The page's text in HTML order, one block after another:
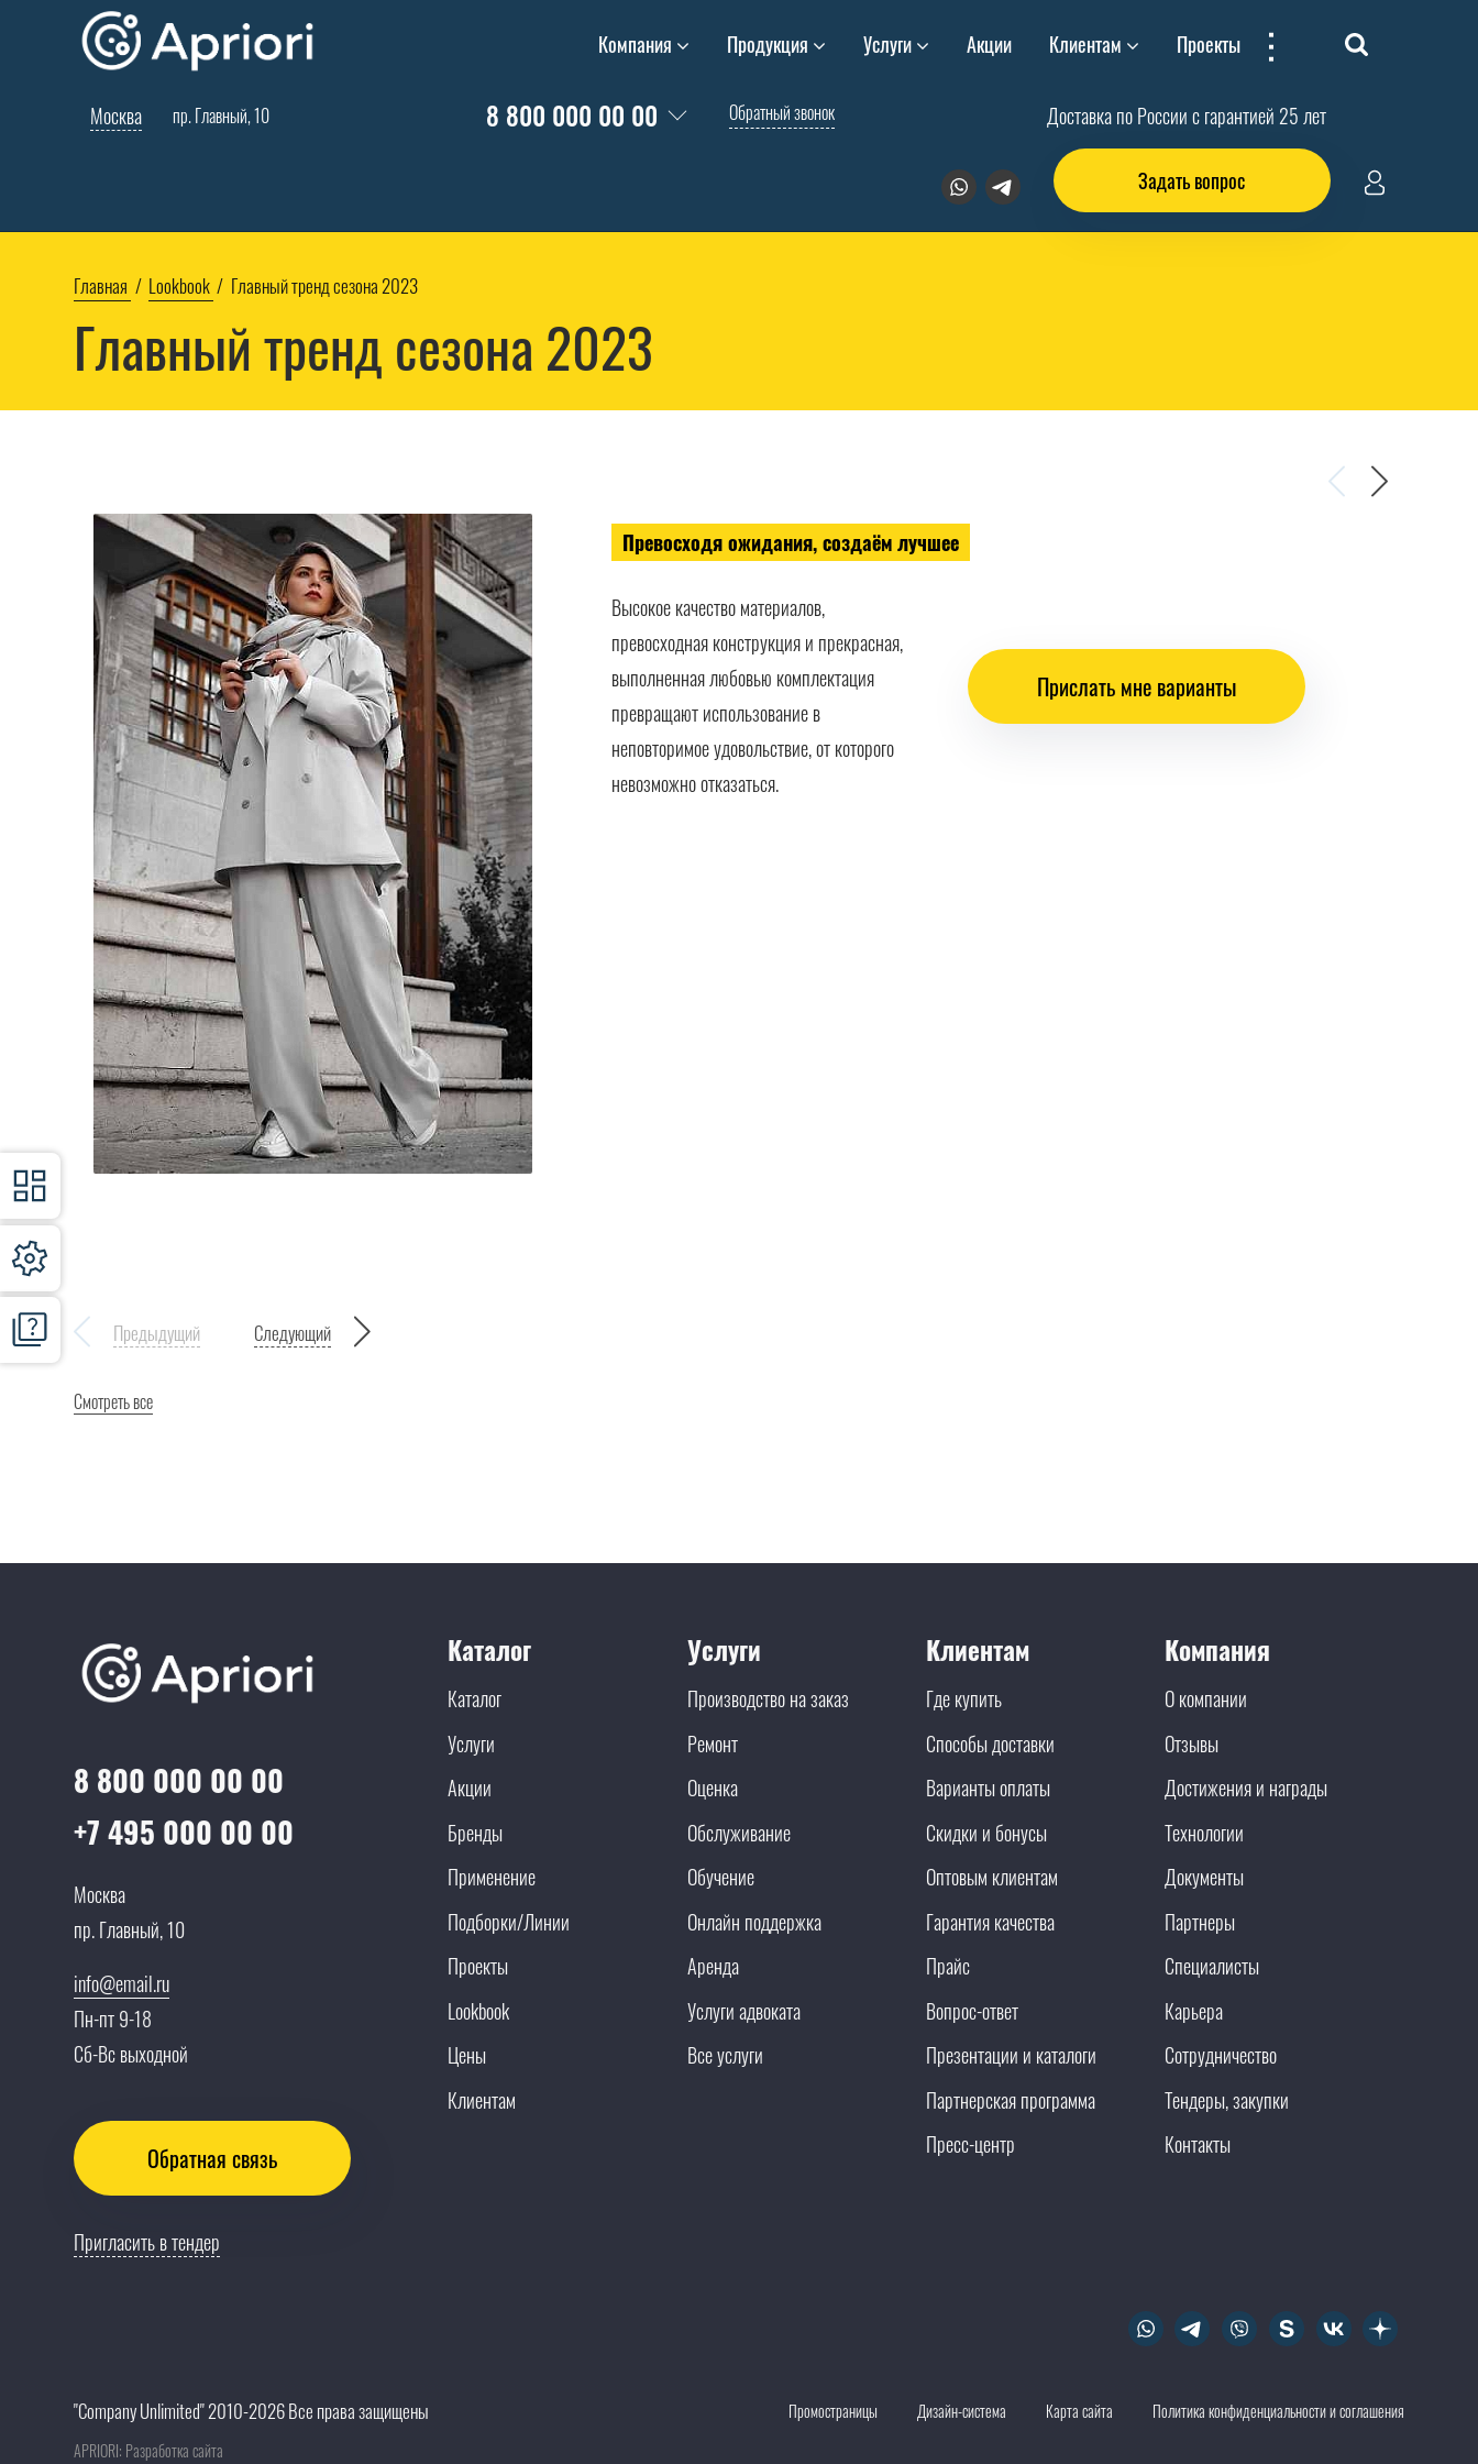
Компания Продукция Услуги Акции Клиентам Проекты ...
Москва пр. Главный, 10 8 800 000 00 00 Обратный звонок Доставка по России с гарантией 25 лет
Задать вопрос
Главная Lookbook Главный тренд сезона 2023
Главный тренд сезона 2023
Превосходя ожидания, создаём лучшее
Прислать мне варианты
Высокое качество материалов,
превосходная конструкция и прекрасная,
выполненная любовью комплектация
превращают использование в
неповторимое удовольствие, от которого
невозможно отказаться.
Предыдущий Следующий
Смотреть все
8 800 000 00 00
+7 495 000 00 00
Москва
пр. Главный, 10
info@email.ru
Пн-пт 9-18
Сб-Вс выходной
Обратная связь
Пригласить в тендер
Каталог
Каталог
Услуги
Акции
Бренды
Применение
Подборки/Линии
Проекты
Lookbook
Цены
Клиентам
Услуги
Производство на заказ
Ремонт
Оценка
Обслуживание
Обучение
Онлайн поддержка
Аренда
Услуги адвоката
Все услуги
Клиентам
Где купить
Способы доставки
Варианты оплаты
Скидки и бонусы
Оптовым клиентам
Гарантия качества
Прайс
Вопрос-ответ
Презентации и каталоги
Партнерская программа
Пресс-центр
Компания
О компании
Отзывы
Достижения и награды
Технологии
Документы
Партнеры
Специалисты
Карьера
Сотрудничество
Тендеры, закупки
Контакты
"Company Unlimited" 2010-2026 Все права защищены Промостраницы Дизайн-система Карта сайта
Политика конфиденциальности и соглашения
APRIORI: Разработка сайта